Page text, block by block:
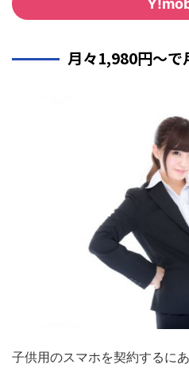
月々1,980円～で
子供用のスマホを契約するに